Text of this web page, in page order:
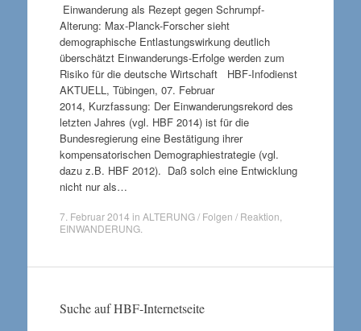
Einwanderung als Rezept gegen Schrumpf-
Alterung: Max-Planck-Forscher sieht
demographische Entlastungswirkung deutlich
überschätzt Einwanderungs-Erfolge werden zum
Risiko für die deutsche Wirtschaft HBF-Infodienst
AKTUELL, Tübingen, 07. Februar
2014, Kurzfassung: Der Einwanderungsrekord des
letzten Jahres (vgl. HBF 2014) ist für die
Bundesregierung eine Bestätigung ihrer
kompensatorischen Demographiestrategie (vgl.
dazu z.B. HBF 2012). Daß solch eine Entwicklung
nicht nur als…
7. Februar 2014 in ALTERUNG / Folgen / Reaktion
EINWANDERUNG.
Suche auf HBF-Internetseite